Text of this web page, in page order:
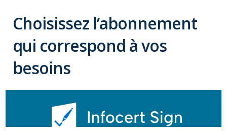
Choisissez l’abonnement
qui correspond à vos
besoins